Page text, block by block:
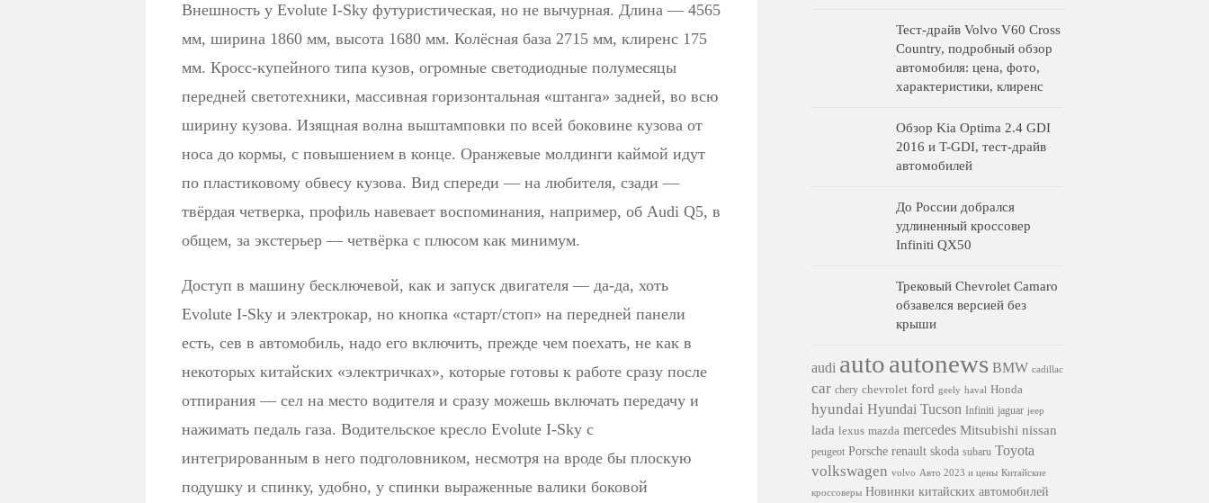
Внешность у Evolute I-Sky футуристическая, но не вычурная. Длина — 4565
мм, ширина 1860 мм, высота 1680 мм. Колёсная база 2715 мм, клиренс 175
мм. Кросс-купейного типа кузов, огромные светодиодные полумесяцы
передней светотехники, массивная горизонтальная «штанга» задней, во всю
ширину кузова. Изящная волна выштамповки по всей боковине кузова от
носа до кормы, с повышением в конце. Оранжевые молдинги каймой идут
по пластиковому обвесу кузова. Вид спереди — на любителя, сзади —
твёрдая четверка, профиль навевает воспоминания, например, об Audi Q5, в
общем, за экстерьер — четвёрка с плюсом как минимум.
Доступ в машину бесключевой, как и запуск двигателя — да-да, хоть
Evolute I-Sky и электрокар, но кнопка «старт/стоп» на передней панели
есть, сев в автомобиль, надо его включить, прежде чем поехать, не как в
некоторых китайских «электричках», которые готовы к работе сразу после
отпирания — сел на место водителя и сразу можешь включать передачу и
нажимать педаль газа. Водительское кресло Evolute I-Sky с
интегрированным в него подголовником, несмотря на вроде бы плоскую
подушку и спинку, удобно, у спинки выраженные валики боковой
Тест-драйв Volvo V60 Cross
Country, подробный обзор
автомобиля: цена, фото,
характеристики, клиренс
Обзор Kia Optima 2.4 GDI
2016 и T-GDI, тест-драйв
автомобилей
До России добрался
удлиненный кроссовер
Infiniti QX50
Трековый Chevrolet Camaro
обзавелся версией без
крыши
audi autoautonews BMW cadillac
car chery chevrolet ford geely haval Honda
hyundai Hyundai Tucson Infiniti jaguar jeep
lada lexus mazda mercedes Mitsubishi nissan
peugeot Porsche renault skoda subaru Toyota
volkswagen volvo Авто 2023 и цены Китайские
кроссоверы Новинки китайских автомобилей